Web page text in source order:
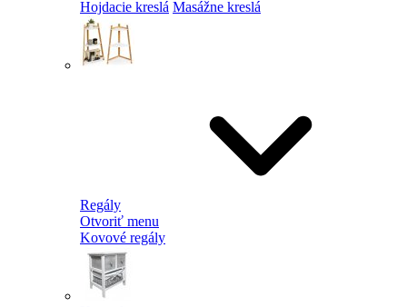
Hojdacie kreslá Masážne kreslá
Regály
Otvoriť menu
Kovové regály